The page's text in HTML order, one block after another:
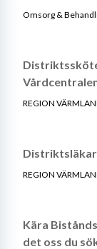
Omsorg &
REGION
REGION
Kära
det oss du